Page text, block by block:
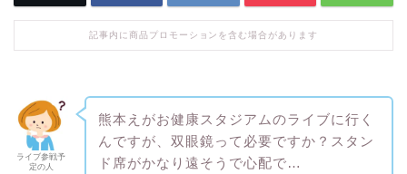
記事内に商品プロモーションを含む場合があります
ライブ参戦予
定の人
熊本えがお健康スタジアムのライブに行く
んですが、双眼鏡って必要ですか？スタン
ド席がかなり遠そうで心配で…